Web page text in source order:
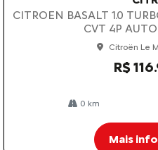
CITROEN BASALT 1.0
CVT 4P
Citroën Le
R$
0 km
Mais